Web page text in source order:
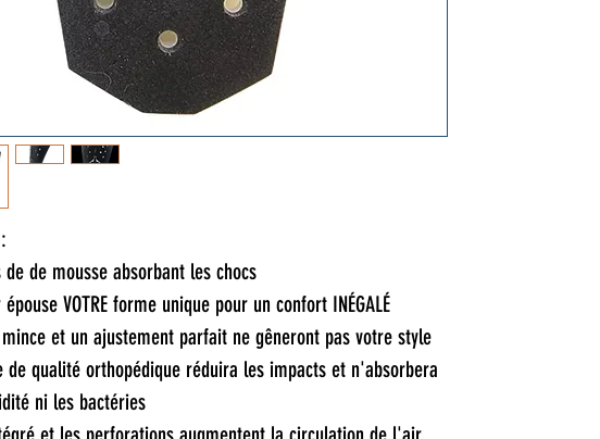
de mousse absorbant les chocs
VOTRE forme unique pour un confort INÉGALÉ
mince et un ajustement parfait ne gêneront pas votre style
de qualité orthopédique réduira les impacts et n'absorbera
ni les bactéries